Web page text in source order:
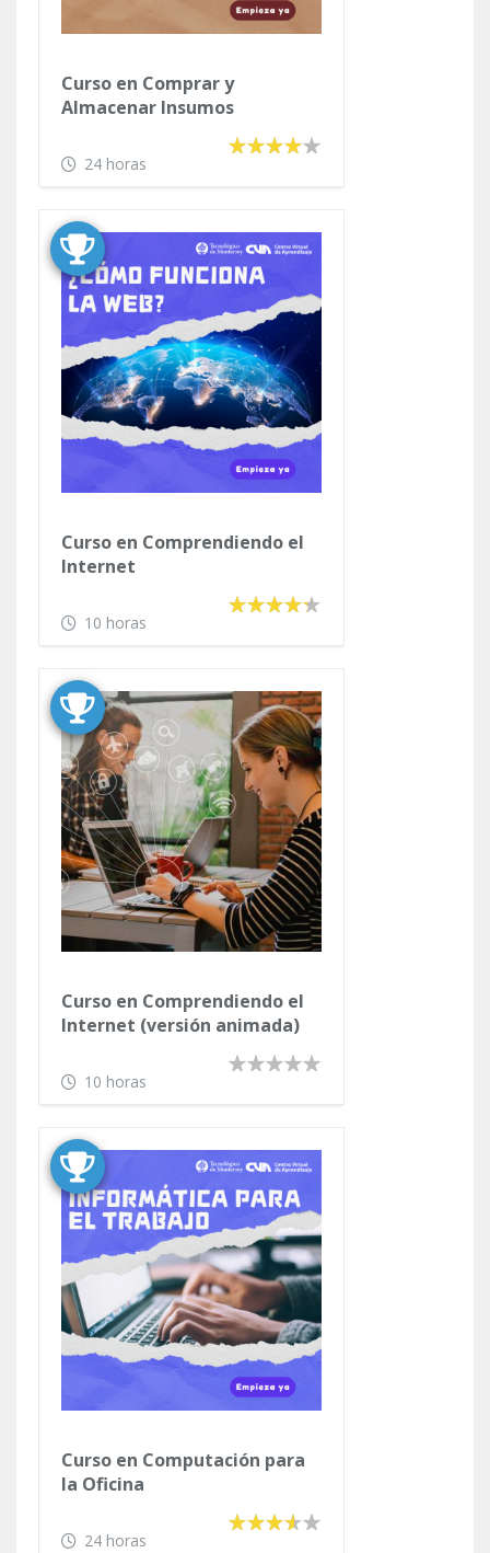
Curso en Comprar y
Almacenar Insumos
24 horas
Curso en Comprendiendo el
Internet
10 horas
Curso en Comprendiendo el
Internet (versión animada)
10 horas
Curso en Computación para
la Oficina
24 horas